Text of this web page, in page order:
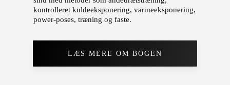
kontrolleret kuldeeksponering, varmeeksponering,
power-poses, træning og faste.
LÆS MERE OM BOGEN